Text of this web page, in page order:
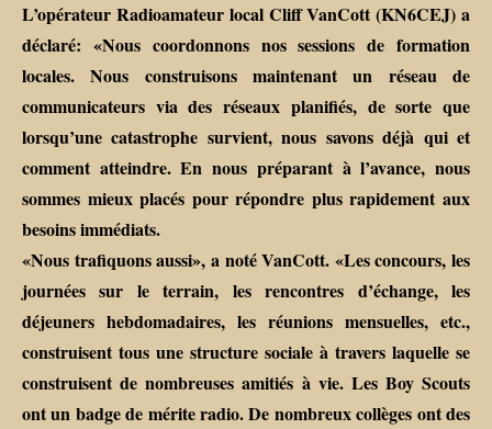
L’opérateur Radioamateur local Cliff VanCott (KN6CEJ) a
déclaré: «Nous coordonnons nos sessions de formation
locales. Nous construisons maintenant un réseau de
communicateurs via des réseaux planifiés, de sorte que
lorsqu’une catastrophe survient, nous savons déjà qui et
comment atteindre. En nous préparant à l’avance, nous
sommes mieux placés pour répondre plus rapidement aux
besoins immédiats.
«Nous trafiquons aussi», a noté VanCott. «Les concours, les
journées sur le terrain, les rencontres d’échange, les
déjeuners hebdomadaires, les réunions mensuelles, etc.,
construisent tous une structure sociale à travers laquelle se
construisent de nombreuses amitiés à vie. Les Boy Scouts
ont un badge de mérite radio. De nombreux collèges ont des